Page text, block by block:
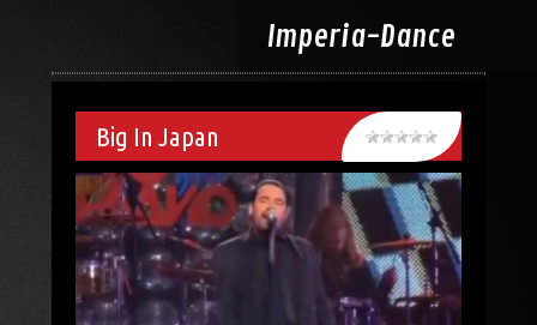
Imperia-Dance
Big In Japan